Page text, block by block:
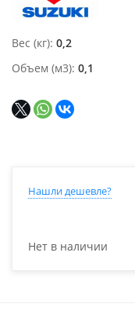
Вес (кг) 0,2
Объем (м3) 0,1
Нашли дешевле?
Нет в наличии